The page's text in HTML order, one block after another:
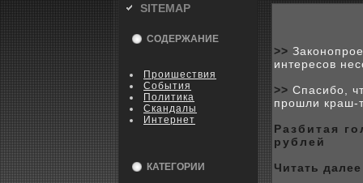
SITEMAP
СОДЕРЖАНИЕ
Пpoишествия
События
Политика
Скандалы
Интернет
КАТЕГОРИИ
>>
интересов
>> Спасибо,
прошли краш-
Разбитая
рублей
Читать